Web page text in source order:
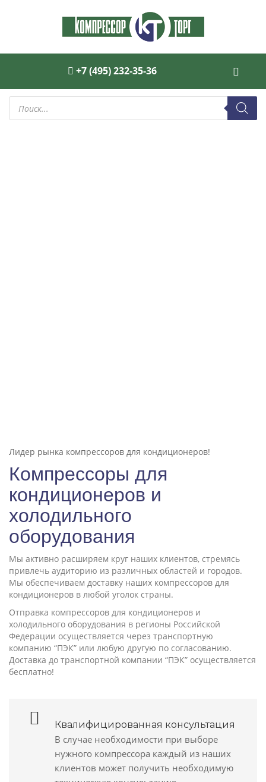
+7 (495) 232-35-36
Поиск
товаров
Лидер рынка компрессоров для кондиционеров!
Компрессоры для
кондиционеров и
холодильного
оборудования
Мы активно расширяем круг наших клиентов, стремясь
привлечь аудиторию из различных областей и городов.
Мы обеспечиваем доставку наших компрессоров для
кондиционеров в любой уголок страны.
Отправка компрессоров для кондиционеров и
холодильного оборудования в регионы Российской
Федерации осуществляется через транспортную
компанию “ПЭК” или любую другую по согласованию.
Доставка до транспортной компании “ПЭК” осуществляется
бесплатно!
Квалифицированная консультация
В случае необходимости при выборе
нужного компрессора каждый из наших
клиентов может получить необходимую